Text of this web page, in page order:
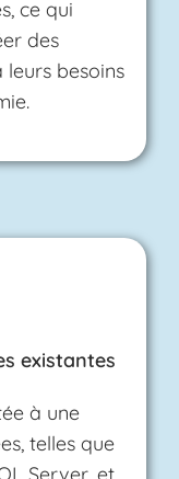
ce qui
des
besoins
existantes
à une
telles que